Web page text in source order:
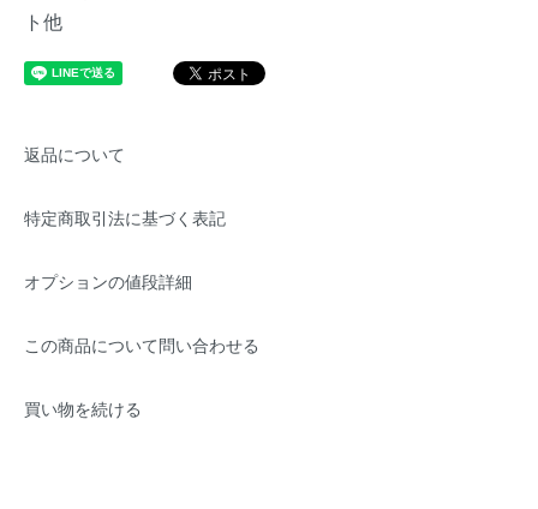
ト他
返品について
特定商取引法に基づく表記
オプションの値段詳細
この商品について問い合わせる
買い物を続ける